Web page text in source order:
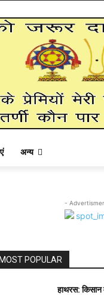
अन्य
-
MOST POPULAR
हाथरस: